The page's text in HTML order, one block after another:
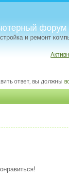
форум
и ремонт
ответ, вы должны